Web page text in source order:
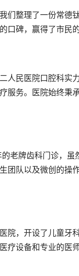
们整理了一份常德
口碑，赢得了市民的
人民医院口腔科实
服务。医院始终秉
老牌齿科门诊，
团队以及微创的操
院，开设了儿童牙
疗设备和专业的医